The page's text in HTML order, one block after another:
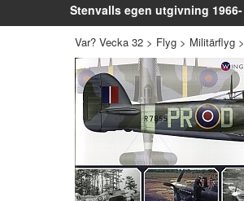
Stenvalls egen utgivning 1966-
Var? Vecka 32 > Flyg > Militärflyg >